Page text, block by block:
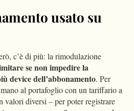
usato su
c’è di più: la rimodulazione
se non impedire la
device dell’abbonamento. Per
al portafoglio con un tariffario a
valori diversi – per poter registrare